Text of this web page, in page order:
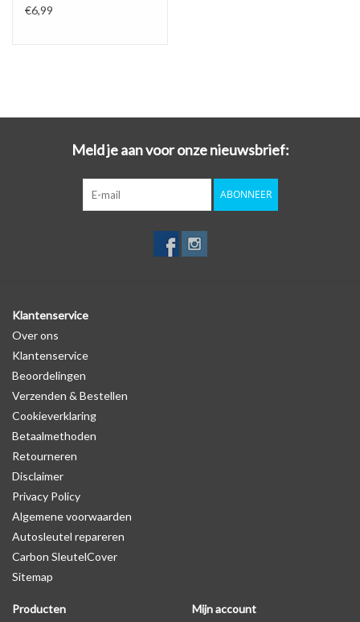
€6,99
Meld je aan voor onze nieuwsbrief:
ABONNEER
Klantenservice
Over ons
Klantenservice
Beoordelingen
Verzenden & Bestellen
Cookieverklaring
Betaalmethoden
Retourneren
Disclaimer
Privacy Policy
Algemene voorwaarden
Autosleutel repareren
Carbon SleutelCover
Sitemap
Producten Mijn account